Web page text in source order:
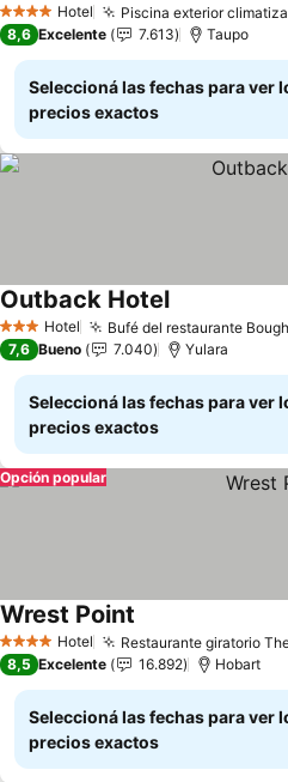
4 EstrellasHotel Piscina exterior
8,6 Excelente 7.613 Taupo
Seleccioná las fechas para ver
precios exactos
3 Estrellas
Hotel Bufé del restaurante
Outback HotelVer precios
7,6 Bueno 7.040 Yulara
Seleccioná las fechas para ver
precios exactos
Opción popular
4 EstrellasHotel Restaurante giratorio
Wrest Point
8,5 Excelente 16.892 Hobart
Seleccioná las fechas para ver
precios exactos